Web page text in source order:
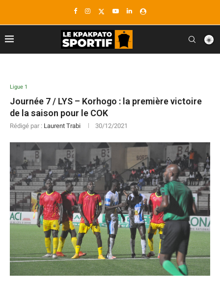
Ligue 1
Journée 7 / LYS – Korhogo : la première victoire
de la saison pour le COK
Rédigé par : Laurent Trabi 30/12/2021